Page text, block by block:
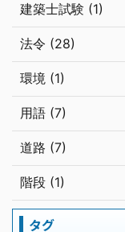
建築士試験 (1)
法令 (28)
環境 (1)
用語 (7)
道路 (7)
階段 (1)
タグ